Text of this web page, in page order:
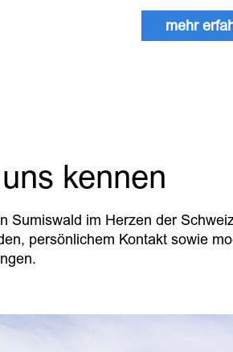
mehr
kennen
Sumiswald im Herzen der
persönlichem Kontakt sowie